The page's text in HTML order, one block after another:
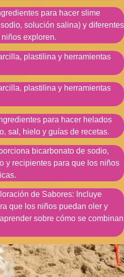
para hacer slime
solución salina) y diferentes
exploren.
plastilina y herramientas
plastilina y herramientas
para hacer helados
sal, hielo y guías de recetas.
bicarbonato de sodio,
y recipientes para que los niños
de Sabores: Incluye
que los niños puedan oler y
sobre cómo se combinan